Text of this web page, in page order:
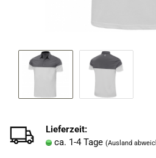
Lieferzeit:
ca. 1-4 Tage (Ausland